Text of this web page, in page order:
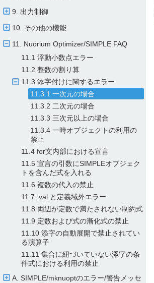
9. 出力制御
10. その他の機能
11. Nuorium Optimizer/​SIMPLE FAQ
11.1 浮動小数点エラー
11.2 整数の割り算
11.3 添字付けに関するエラー
11.3.1 一次元の場合
11.3.2 二次元の場合
11.3.3 三次元以上の場合
11.3.4 一時オブジェクトの利用の
禁止
11.4 for文内部における宣言
11.5 宣言の引数にSIMPLEオブジェク
トを含んだ式を入れる
11.6 複数の代入の禁止
11.7 .val と定義域外エラー
11.8 両辺が定数で満たされない制約式
11.9 定数および式の漸化式の禁止
11.10 添字の自動展開で禁止されてい
る演算子
11.11 集合に紐づいていない添字の条
件式における利用の禁止
A. SIMPLE/​mknuoptのエラー/​警告メッセ